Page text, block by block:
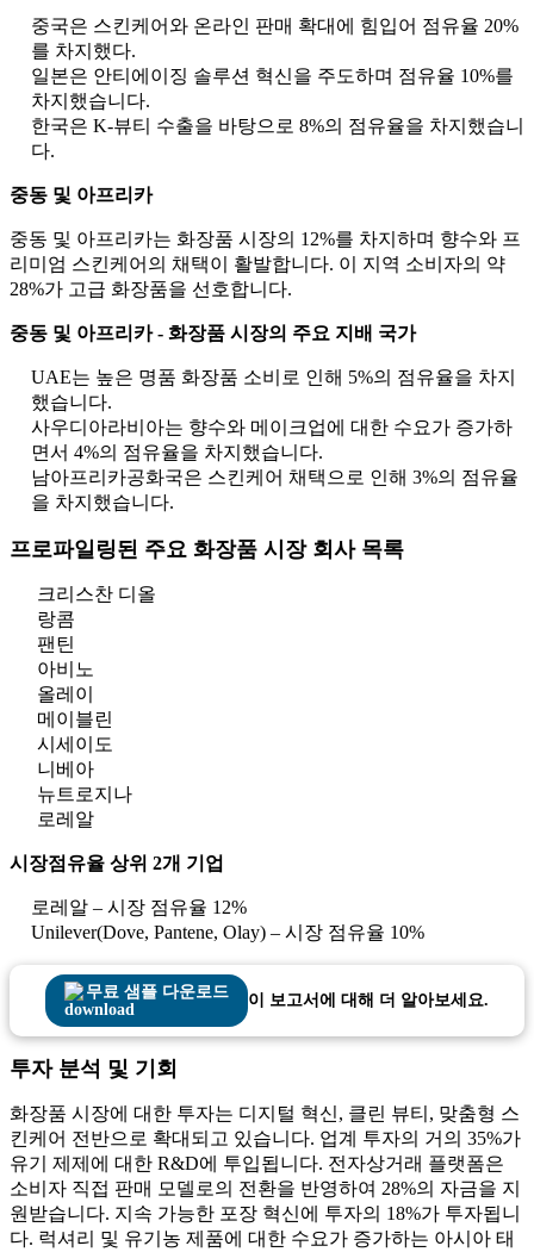
중국은 스킨케어와 온라인 판매 확대에 힘입어 점유율 20%
를 차지했다.
일본은 안티에이징 솔루션 혁신을 주도하며 점유율 10%를
차지했습니다.
한국은 K-뷰티 수출을 바탕으로 8%의 점유율을 차지했습니
다.
중동 및 아프리카
중동 및 아프리카는 화장품 시장의 12%를 차지하며 향수와 프
리미엄 스킨케어의 채택이 활발합니다. 이 지역 소비자의 약
28%가 고급 화장품을 선호합니다.
중동 및 아프리카 - 화장품 시장의 주요 지배 국가
UAE는 높은 명품 화장품 소비로 인해 5%의 점유율을 차지
했습니다.
사우디아라비아는 향수와 메이크업에 대한 수요가 증가하
면서 4%의 점유율을 차지했습니다.
남아프리카공화국은 스킨케어 채택으로 인해 3%의 점유율
을 차지했습니다.
프로파일링된 주요 화장품 시장 회사 목록
크리스찬 디올
랑콤
팬틴
아비노
올레이
메이블린
시세이도
니베아
뉴트로지나
로레알
시장점유율 상위 2개 기업
로레알 – 시장 점유율 12%
Unilever(Dove, Pantene, Olay) – 시장 점유율 10%
무료 샘플 다운로드 이 보고서에 대해 더 알아보세요.
투자 분석 및 기회
화장품 시장에 대한 투자는 디지털 혁신, 클린 뷰티, 맞춤형 스
킨케어 전반으로 확대되고 있습니다. 업계 투자의 거의 35%가
유기 제제에 대한 R&D에 투입됩니다. 전자상거래 플랫폼은
소비자 직접 판매 모델로의 전환을 반영하여 28%의 자금을 지
원받습니다. 지속 가능한 포장 혁신에 투자의 18%가 투자됩니
다. 럭셔리 및 유기농 제품에 대한 수요가 증가하는 아시아 태